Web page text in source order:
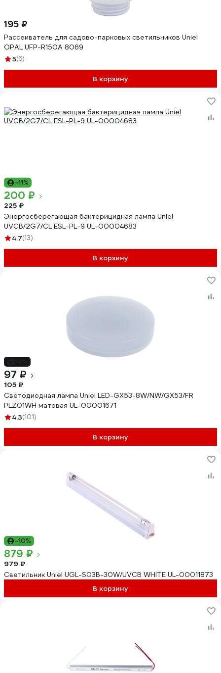
195 ₽
Рассеиватель для садово-парковых светильников Uniel
OPAL UFP-R150A 8069
5(6)
В корзину
-11%
200 ₽
225 ₽
Энергосберегающая бактерицидная лампа Uniel
UVCB/2G7/CL ESL-PL-9 UL-00004683
4.7(13)
В корзину
97 ₽
105 ₽
Светодиодная лампа Uniel LED-GX53-8W/NW/GX53/FR
PLZ01WH матовая UL-00001671
4.3(101)
В корзину
-10%
879 ₽
979 ₽
Светильник Uniel UGL-S03B-30W/UVCB WHITE UL-00011873
В корзину